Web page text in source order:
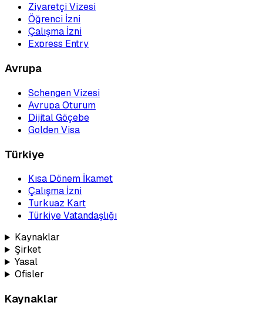
Ziyaretçi Vizesi
Öğrenci İzni
Çalışma İzni
Express Entry
Avrupa
Schengen Vizesi
Avrupa Oturum
Dijital Göçebe
Golden Visa
Türkiye
Kısa Dönem İkamet
Çalışma İzni
Turkuaz Kart
Türkiye Vatandaşlığı
Kaynaklar
Şirket
Yasal
Ofisler
Kaynaklar